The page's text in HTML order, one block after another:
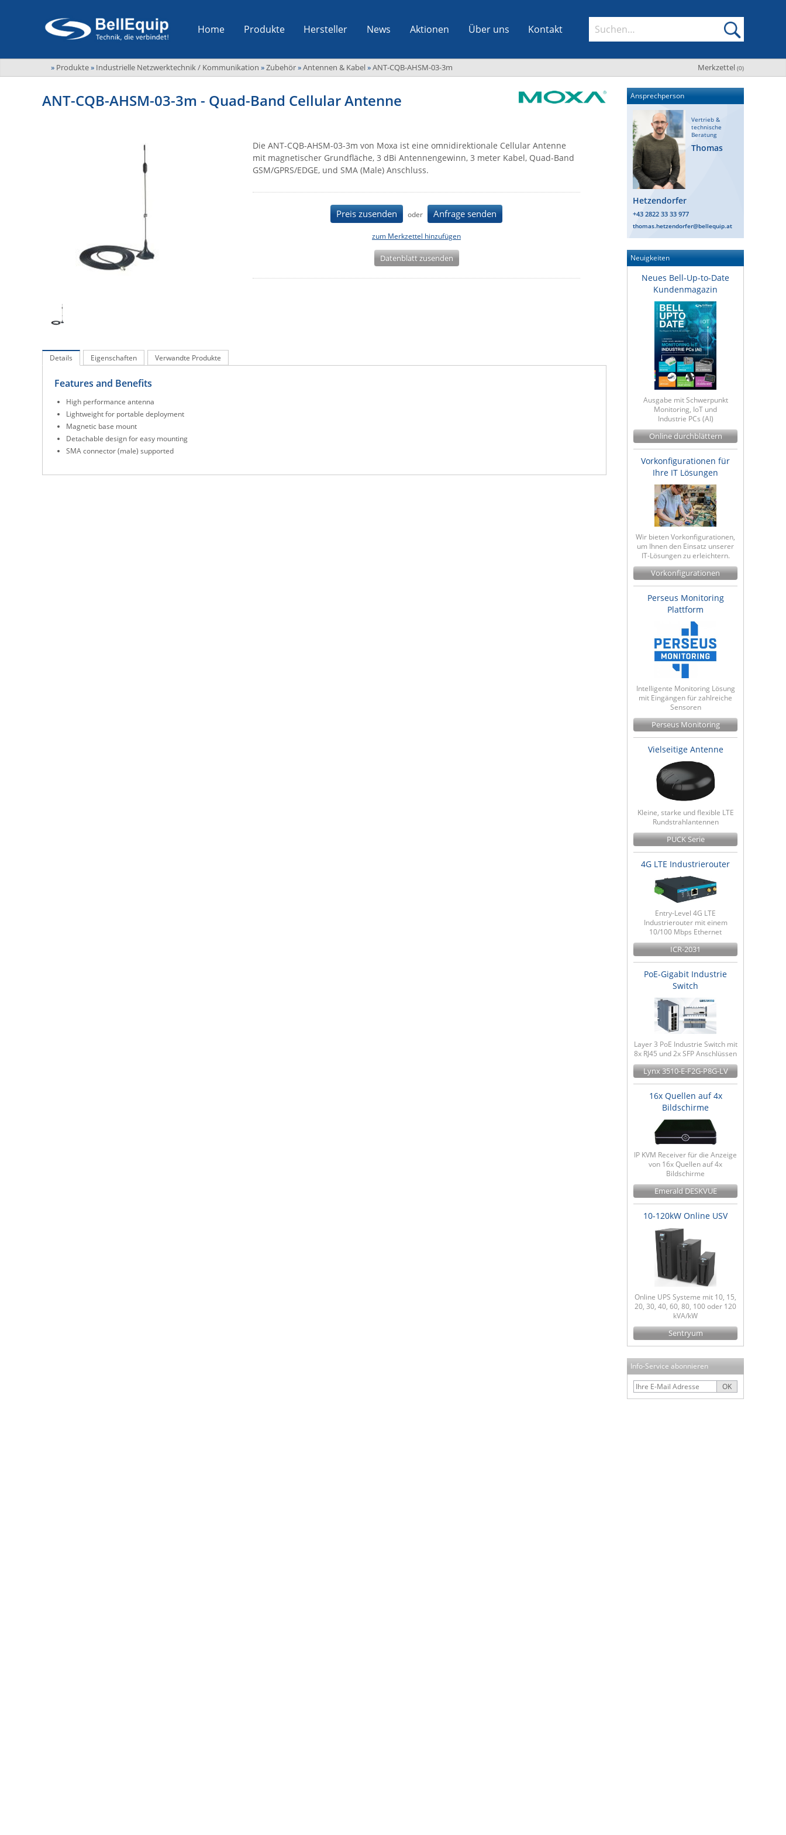
Home Produkte Hersteller News Aktionen Über uns Kontakt
Merkzettel (0)
» Produkte» Industrielle Netzwerktechnik / Kommunikation »Zubehör»Antennen & Kabel»ANT-CQB-AHSM-03-3m
ANT-CQB-AHSM-03-3m - Quad-Band Cellular Antenne
Die ANT-CQB-AHSM-03-3m von Moxa ist eine omnidirektionale Cellular Antenne
mit magnetischer Grundfläche, 3 dBi Antennengewinn, 3 meter Kabel, Quad-Band
GSM/GPRS/EDGE, und SMA (Male) Anschluss.
Preis zusenden oder Anfrage senden
zum Merkzettel hinzufügen
Datenblatt zusenden
Details Eigenschaften Verwandte Produkte
Features and Benefits
High performance antenna
Lightweight for portable deployment
Magnetic base mount
Detachable design for easy mounting
SMA connector (male) supported
Ansprechperson
Vertrieb &
technische
Beratung
Thomas
Hetzendorfer
+43 2822 33 33 977
thomas.hetzendorfer@bellequip.at
Neuigkeiten
Neues Bell-Up-to-Date
Kundenmagazin
Ausgabe mit Schwerpunkt
Monitoring, IoT und
Industrie PCs (AI)
Online durchblättern
Vorkonfigurationen für
Ihre IT Lösungen
Wir bieten Vorkonfigurationen,
um Ihnen den Einsatz unserer
IT-Lösungen zu erleichtern.
Vorkonfigurationen
Perseus Monitoring
Plattform
Intelligente Monitoring Lösung
mit Eingängen für zahlreiche
Sensoren
Perseus Monitoring
Vielseitige Antenne
Kleine, starke und flexible LTE
Rundstrahlantennen
PUCK Serie
4G LTE Industrierouter
Entry-Level 4G LTE
Industrierouter mit einem
10/100 Mbps Ethernet
ICR-2031
PoE-Gigabit Industrie
Switch
Layer 3 PoE Industrie Switch mit
8x RJ45 und 2x SFP Anschlüssen
Lynx 3510-E-F2G-P8G-LV
16x Quellen auf 4x
Bildschirme
IP KVM Receiver für die Anzeige
von 16x Quellen auf 4x
Bildschirme
Emerald DESKVUE
10-120kW Online USV
Online UPS Systeme mit 10, 15,
20, 30, 40, 60, 80, 100 oder 120
kVA/kW
Sentryum
Info-Service abonnieren
OK